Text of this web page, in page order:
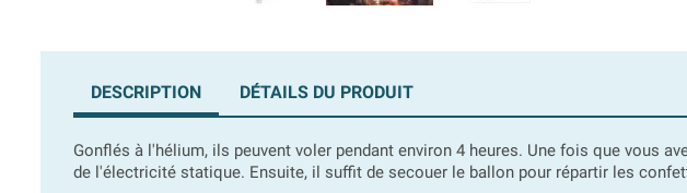
DESCRIPTION DÉTAILS DU PRODUIT
Gonflés à l'hélium, ils peuvent voler pendant environ 4 heures. Une fois que vous
de l'électricité statique. Ensuite, il suffit de secouer le ballon pour répartir les